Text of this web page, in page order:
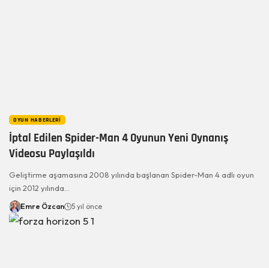
OYUN HABERLERI
İptal Edilen Spider-Man 4 Oyunun Yeni Oynanış
Videosu Paylaşıldı
Geliştirme aşamasına 2008 yılında başlanan Spider-Man 4 adlı oyun
için 2012 yılında…
Emre Özcan 5 yıl önce